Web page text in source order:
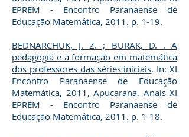
EPREM - Encontro Paranaense de
Educação Matemática, 2011. p. 1-19.
BEDNARCHUK, J. Z. ; BURAK, D. . A
pedagogia e a formação em matemática
dos professores das séries iniciais. In: XI
Encontro Paranaense de Educação
Matemática, 2011, Apucarana. Anais XI
EPREM - Encontro Paranaense de
Educação Matemática, 2011. p. 1-18.